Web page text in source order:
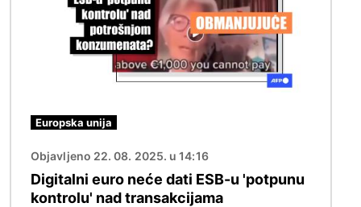
Europska unija
Objavljeno 22. 08. 2025. u 14:16
Digitalni euro neće dati ESB-u 'potpunu
kontrolu' nad transakcijama